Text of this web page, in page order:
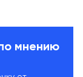
мнению